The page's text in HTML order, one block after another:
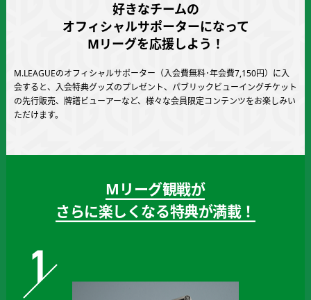
開
始!!
好きなチームの
オフィシャルサポーターになって
Mリーグを応援しよう！
M.LEAGUEのオフィシャルサポーター（入会費無料･年会費7,150円）に入
会すると、 入会特典グッズのプレゼント、パブリックビューイングチケット
の先行販売、牌譜ビューアーなど、 様々な会員限定コンテンツをお楽しみい
ただけます。
Mリーグ観戦が
さらに楽しくなる特典が満載！